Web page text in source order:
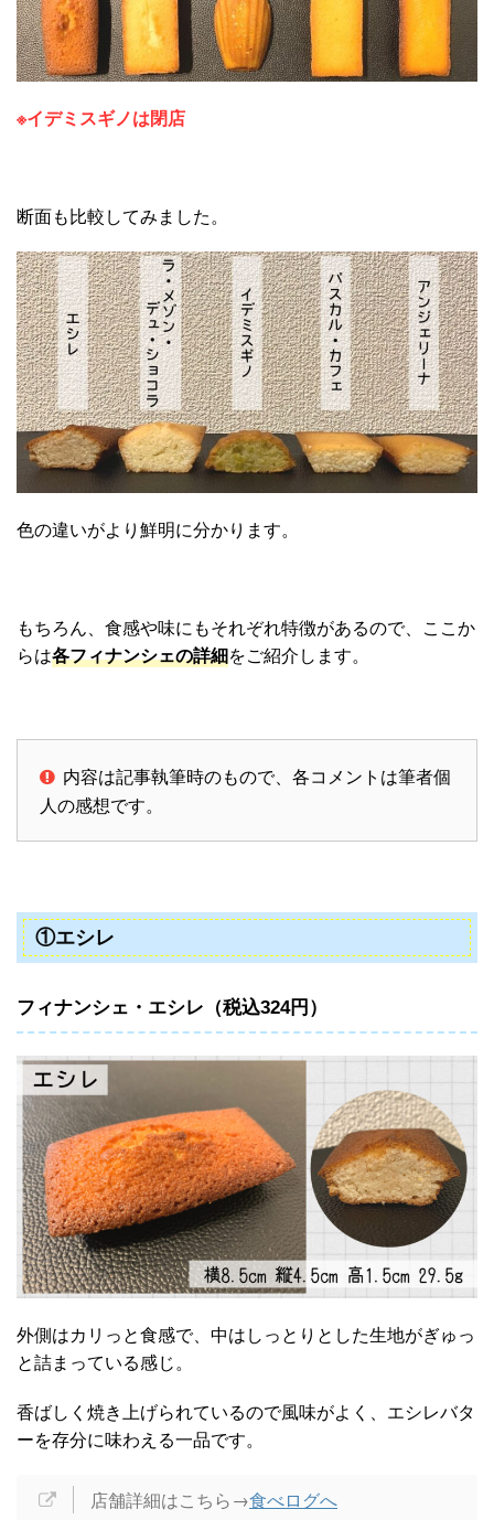
※イデミスギノは閉店
断面も比較してみました。
色の違いがより鮮明に分かります。
もちろん、食感や味にもそれぞれ特徴があるので、ここか
らは各フィナンシェの詳細をご紹介します。
内容は記事執筆時のもので、各コメントは筆者個
人の感想です。
①エシレ
フィナンシェ・エシレ（税込324円）
外側はカリっと食感で、中はしっとりとした生地がぎゅっ
と詰まっている感じ。
香ばしく焼き上げられているので風味がよく、エシレバタ
ーを存分に味わえる一品です。
店舗詳細はこちら→食べログへ